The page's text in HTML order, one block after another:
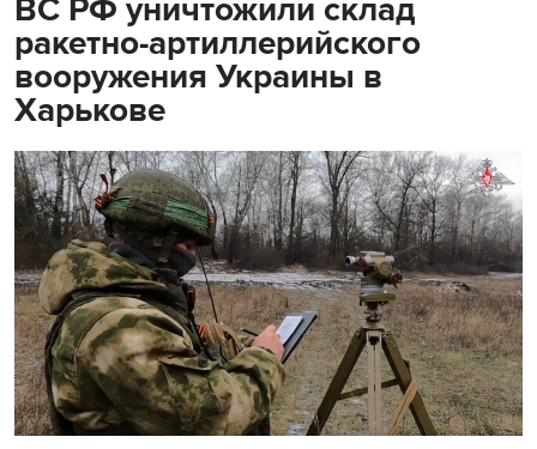
ВС РФ уничтожили склад
ракетно-артиллерийского
вооружения Украины в
Харькове